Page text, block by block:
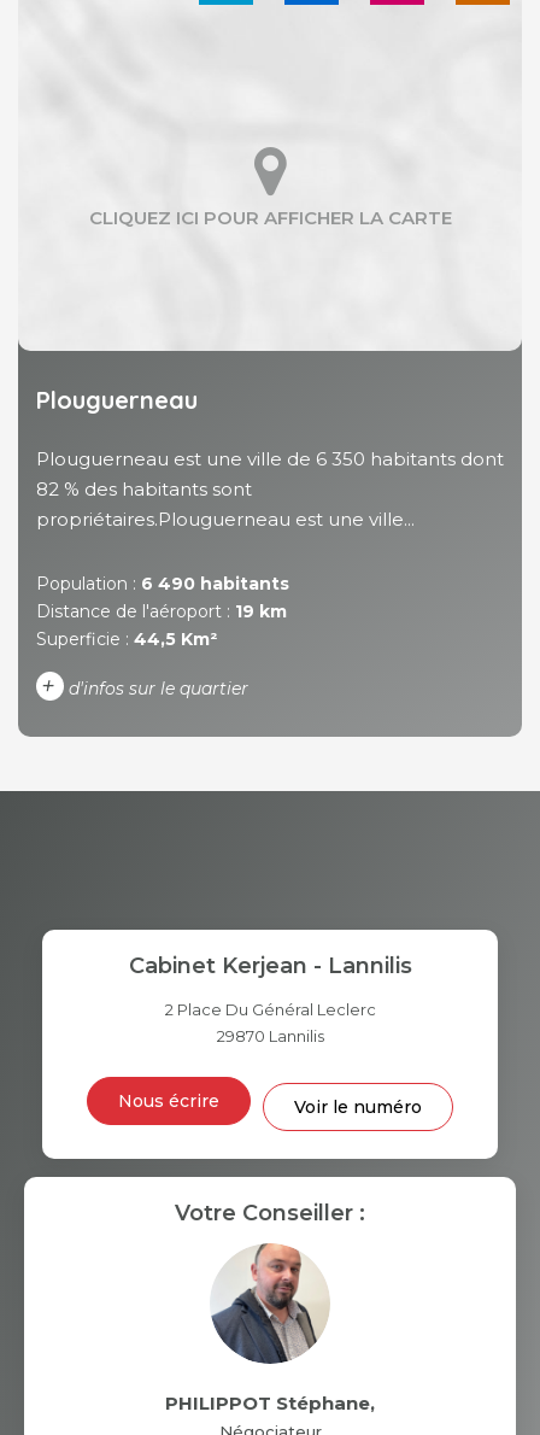
Plouguerneau
Plouguerneau est une ville de 6 350 habitants dont
82 % des habitants sont
propriétaires.Plouguerneau est une ville...
Population : 6 490 habitants
Distance de l'aéroport : 19 km
Superficie : 44,5 Km²
+ d'infos sur le quartier
TAXE FONCIÈRE
PART DES MÉNAGES SANS
VOITURE
RÉSULTATS DES LYCÉES ECOLES ET CRÈCHES
RESTAURANTS ET CAFÉS
Cabinet Kerjean - Lannilis
2 Place Du Général Leclerc
29870 Lannilis
Nous écrire Voir le numéro
Votre Conseiller :
PHILIPPOT Stéphane,
Négociateur